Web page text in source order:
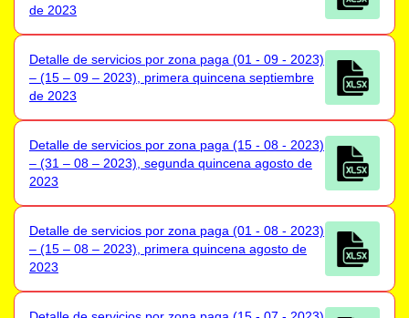
de 2023
Detalle de servicios por zona paga (01 - 09 - 2023)
– (15 – 09 – 2023), primera quincena septiembre
de 2023
Detalle de servicios por zona paga (15 - 08 - 2023)
– (31 – 08 – 2023), segunda quincena agosto de
2023
Detalle de servicios por zona paga (01 - 08 - 2023)
– (15 – 08 – 2023), primera quincena agosto de
2023